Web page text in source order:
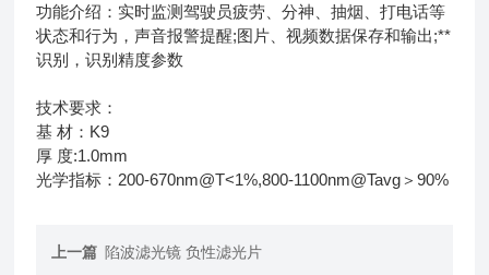
功能介绍：实时监测驾驶员疲劳、分神、抽烟、打电话等
状态和行为，声音报警提醒;图片、视频数据保存和输出;**
识别，识别精度参数
技术要求：
基 材：K9
厚 度:1.0mm
光学指标：200-670nm@T<1%,800-1100nm@Tavg＞90%
上一篇 陷波滤光镜 负性滤光片